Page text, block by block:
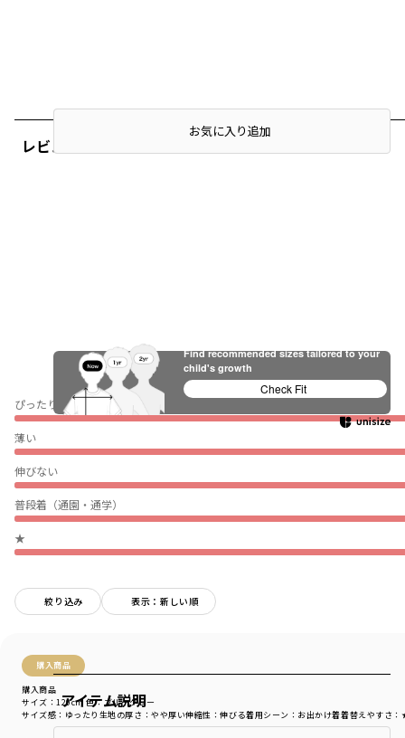
レビュー
ぴったり
薄い
伸びない
普段着（通園・通学）
★
絞り込み 表示：新しい順
購入商品
購入商品
サイズ感 ：ゆったり 生地の厚さ ：やや厚い伸縮性 ：伸びる着用シーン ：お出かけ着着替えやすさ
サイズ：120cm色：ブルーグレー
店頭在庫を確認するお気に入り追加
アイテム説明
Find recommended sizes tailored to your
child's growth
Check Fit